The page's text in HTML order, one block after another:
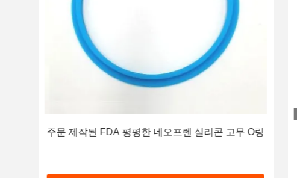
주문 제작된 FDA 평평한 네오프렌 실리콘 고무 O링